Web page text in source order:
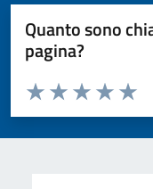
Quanto sono
pagina?
Valuta da 1 a 5 stelle la
Valuta 4
Valuta 3
Valuta 2 stelle
Valuta 1 stelle su 5